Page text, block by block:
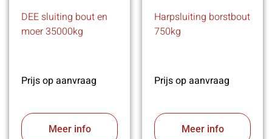
DEE sluiting bout en
moer 35000kg
Prijs op aanvraag
Meer info
Harpsluiting borstbout
750kg
Prijs op aanvraag
Meer info